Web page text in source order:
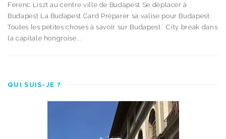
Ferenc Liszt au centre ville de Budapest Se déplacer à
Budapest La Budapest Card Préparer sa valise pour Budapest
Toutes les petites choses à savoir sur Budapest City break dans
la capitale hongroise...
QUI SUIS-JE ?